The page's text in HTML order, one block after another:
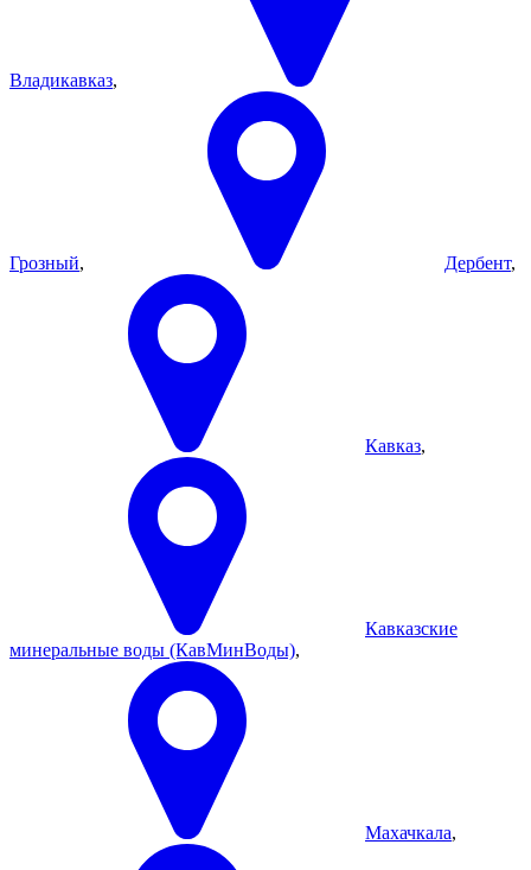
Владикавказ,
Грозный, Дербент,
Кавказ,
Кавказские
минеральные воды (КавМинВоды),
Махачкала,